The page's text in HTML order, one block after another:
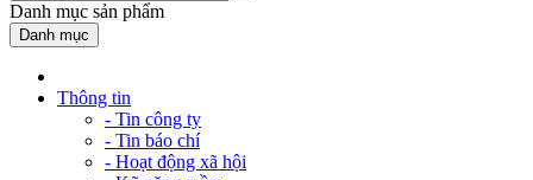
Danh mục sản phẩm
Danh mục
Thông tin
- Tin công ty
- Tin báo chí
- Hoạt động xã hội